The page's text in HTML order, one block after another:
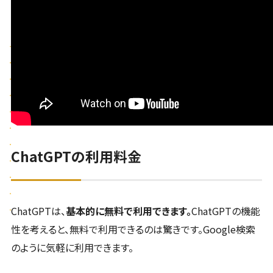
ChatGPTの利用料金
ChatGPTは、基本的に無料で利用できます。ChatGPTの機能
性を考えると、無料で利用できるのは驚きです。Google検索
のように気軽に利用できます。